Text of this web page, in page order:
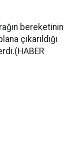
bereketinin
çıkarıldığı